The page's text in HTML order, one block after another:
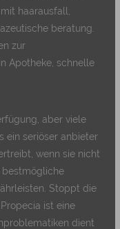
haarausfall,
beratung.
zur
Apotheke, schnelle
aber viele
ein seriöser anbieter
wenn sie nicht
bestmögliche
Stoppt die
ist eine
dient